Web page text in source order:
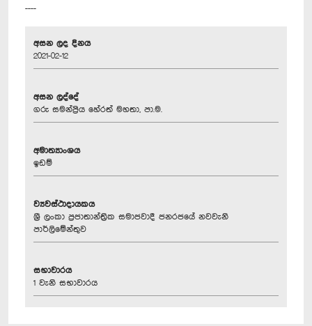
----
අසන ලද දිනය
2021-02-12
අසන ලද්දේ
ගරු සමන්ප්‍රිය හේරත් මහතා, පා.ම.
අමාත්‍යාංශය
ඉඩම්
ව්‍යවස්ථාදායකය
ශ්‍රී ලංකා ප්‍රජාතාන්ත්‍රික සමාජවාදී ජනරජයේ නවවැනි
පාර්ලිමේන්තුව
සභාවාරය
1 වැනි සභාවාරය